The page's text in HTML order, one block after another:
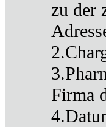
zu der
Firma